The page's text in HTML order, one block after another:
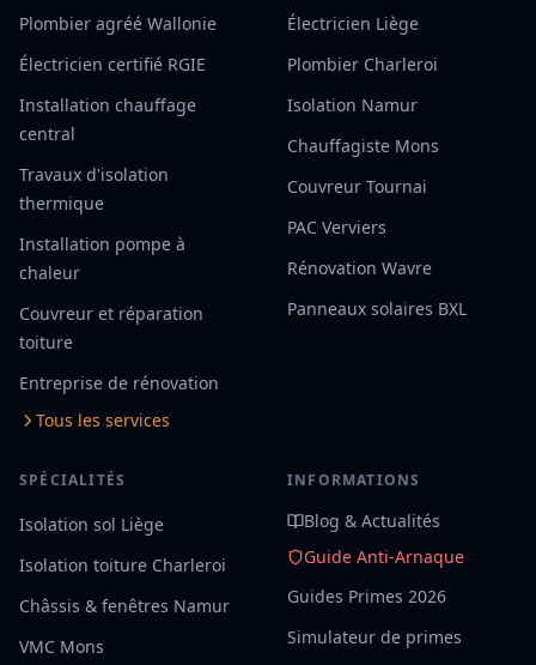
Plombier agréé Wallonie
Électricien certifié RGIE
Installation chauffage
central
Travaux d'isolation
thermique
Installation pompe à
chaleur
Couvreur et réparation
toiture
Entreprise de rénovation
Tous les services
Électricien Liège
Plombier Charleroi
Isolation Namur
Chauffagiste Mons
Couvreur Tournai
PAC Verviers
Rénovation Wavre
Panneaux solaires BXL
SPÉCIALITÉS
Isolation sol Liège
Isolation toiture Charleroi
Châssis & fenêtres Namur
VMC Mons
INFORMATIONS
Blog & Actualités
Guide Anti-Arnaque
Guides Primes 2026
Simulateur de primes